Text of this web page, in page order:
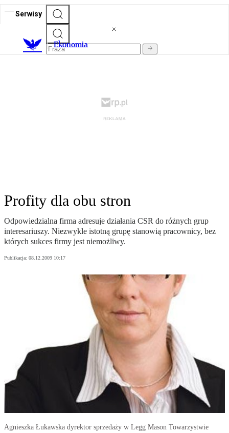
Serwisy
Ekonomia
Profity dla obu stron
Odpowiedzialna firma adresuje działania CSR do różnych grup
interesariuszy. Niezwykle istotną grupę stanowią pracownicy, bez
których sukces firmy jest niemożliwy.
Publikacja: 08.12.2009 10:17
Agnieszka Łukawska dyrektor sprzedaży w Legg Mason Towarzystwie